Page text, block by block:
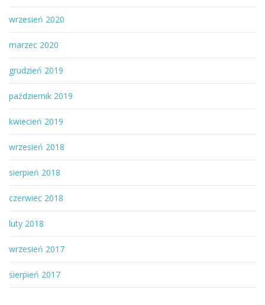
wrzesień 2020
marzec 2020
grudzień 2019
październik 2019
kwiecień 2019
wrzesień 2018
sierpień 2018
czerwiec 2018
luty 2018
wrzesień 2017
sierpień 2017